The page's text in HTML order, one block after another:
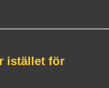
istället för